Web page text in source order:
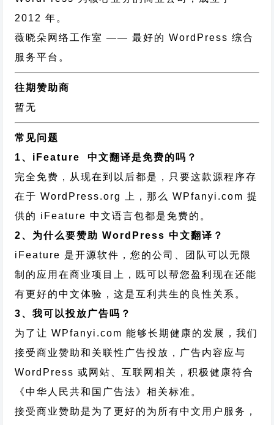
2012 年。
薇晓朵网络工作室 —— 最好的 WordPress 综合
服务平台。
往期赞助商
暂无
常见问题
1、iFeature 中文翻译是免费的吗？
完全免费，从现在到以后都是，只要这款源程序存
在于 WordPress.org 上，那么 WPfanyi.com 提
供的 iFeature 中文语言包都是免费的。
2、为什么要赞助 WordPress 中文翻译？
iFeature 是开源软件，您的公司、团队可以无限
制的应用在商业项目上，既可以帮您盈利现在还能
有更好的中文体验，这是互利共生的良性关系。
3、我可以投放广告吗？
为了让 WPfanyi.com 能够长期健康的发展，我们
接受商业赞助和关联性广告投放，广告内容应与
WordPress 或网站、互联网相关，积极健康符合
《中华人民共和国广告法》相关标准。
接受商业赞助是为了更好的为所有中文用户服务，